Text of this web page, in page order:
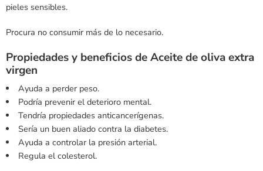
pieles sensibles.
Procura no consumir más de lo necesario.
Propiedades y beneficios de Aceite de oliva extra
virgen
Ayuda a perder peso.
Podría prevenir el deterioro mental.
Tendría propiedades anticancerígenas.
Sería un buen aliado contra la diabetes.
Ayuda a controlar la presión arterial.
Regula el colesterol.